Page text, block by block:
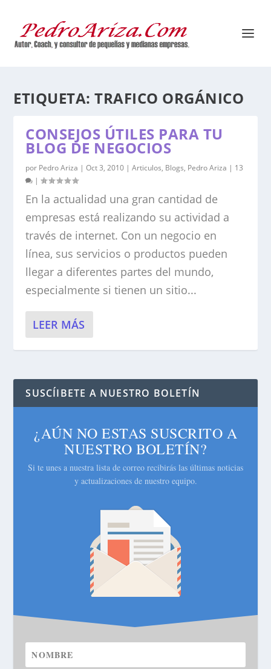
ETIQUETA:TRAFICO ORGÁNICO
CONSEJOS ÚTILES PARA TU
BLOG DE NEGOCIOS
por Pedro Ariza |Oct 3, 2010 |Articulos, Blogs, Pedro Ariza | 13
|
En la actualidad una gran cantidad de
empresas está realizando su actividad a
través de internet. Con un negocio en
línea, sus servicios o productos pueden
llegar a diferentes partes del mundo,
especialmente si tienen un sitio...
LEER MÁS
SUSCÍIBETE A NUESTRO BOLETÍN
¿AÚN NO ESTAS SUSCRITO A
NUESTRO BOLETÍN?
Si te unes a nuestra lista de correo recibirás las últimas noticias
y actualizaciones de nuestro equipo.